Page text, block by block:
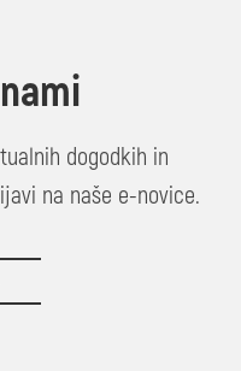
dogodkih in
na naše e-novice.